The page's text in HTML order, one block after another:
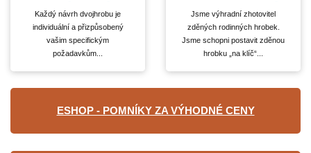
Každý návrh dvojhrobu je
individuální a přizpůsobený
vašim specifickým
požadavkům...
Jsme výhradní zhotovitel
zděných rodinných hrobek.
Jsme schopni postavit zděnou
hrobku „na klíč“...
ESHOP - POMNÍKY ZA VÝHODNÉ CENY